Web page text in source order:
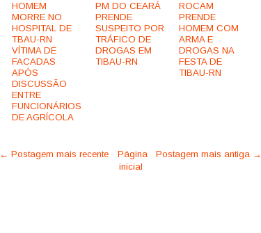
HOMEM
MORRE NO
HOSPITAL DE
TBAU-RN
VÍTIMA DE
FACADAS
APÓS
DISCUSSÃO
ENTRE
FUNCIONÁRIOS
DE AGRÍCOLA
PM DO CEARÁ
PRENDE
SUSPEITO POR
TRÁFICO DE
DROGAS EM
TIBAU-RN
ROCAM
PRENDE
HOMEM COM
ARMA E
DROGAS NA
FESTA DE
TIBAU-RN
← Postagem mais recente Postagem mais antiga →
Página
inicial